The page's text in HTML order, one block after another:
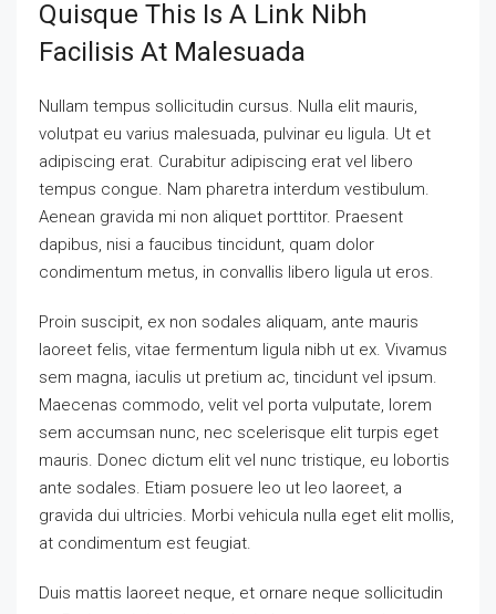
Quisque This Is A Link Nibh
Facilisis At Malesuada
Nullam tempus sollicitudin cursus. Nulla elit mauris,
volutpat eu varius malesuada, pulvinar eu ligula. Ut et
adipiscing erat. Curabitur adipiscing erat vel libero
tempus congue. Nam pharetra interdum vestibulum.
Aenean gravida mi non aliquet porttitor. Praesent
dapibus, nisi a faucibus tincidunt, quam dolor
condimentum metus, in convallis libero ligula ut eros.
Proin suscipit, ex non sodales aliquam, ante mauris
laoreet felis, vitae fermentum ligula nibh ut ex. Vivamus
sem magna, iaculis ut pretium ac, tincidunt vel ipsum.
Maecenas commodo, velit vel porta vulputate, lorem
sem accumsan nunc, nec scelerisque elit turpis eget
mauris. Donec dictum elit vel nunc tristique, eu lobortis
ante sodales. Etiam posuere leo ut leo laoreet, a
gravida dui ultricies. Morbi vehicula nulla eget elit mollis,
at condimentum est feugiat.
Duis mattis laoreet neque, et ornare neque sollicitudin